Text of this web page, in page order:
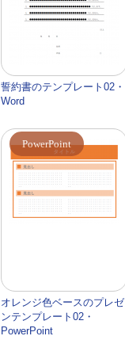
誓約書のテンプレート02・
Word
PowerPoint
オレンジ色ベースのプレゼ
ンテンプレート02・
PowerPoint